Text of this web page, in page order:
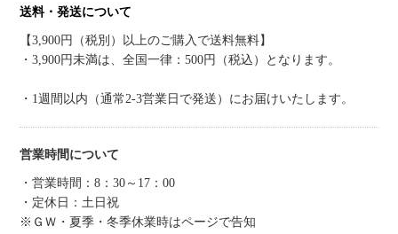
送料・発送について
【3,900円（税別）以上のご購入で送料無料】
・3,900円未満は、全国一律：500円（税込）となります。
・1週間以内（通常2-3営業日で発送）にお届けいたします。
営業時間について
・営業時間：8：30～17：00
・定休日：土日祝
※ＧＷ・夏季・冬季休業時はページで告知